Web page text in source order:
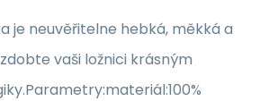
je neuvěřitelne hebká, měkká a
vaši ložnici krásným